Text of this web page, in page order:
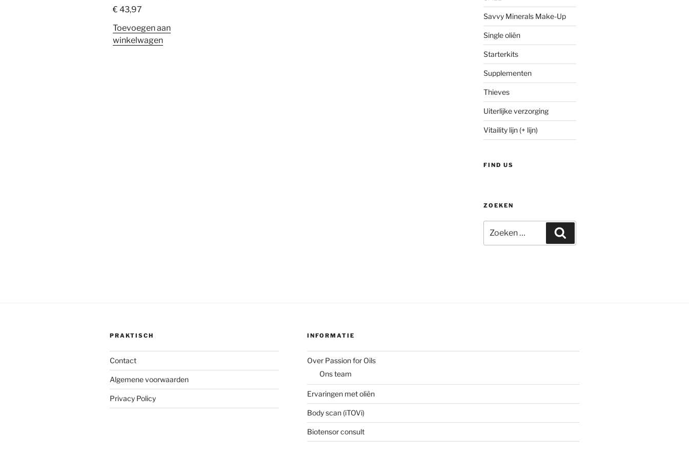
€ 43,97
Toevoegen aan
winkelwagen
Savvy Minerals Make-Up
Single oliën
Starterkits
Supplementen
Thieves
Uiterlijke verzorging
Vitaility lijn (+ lijn)
FIND US
ZOEKEN
naar:
PRAKTISCH
Contact
Algemene voorwaarden
Privacy Policy
INFORMATIE
Over Passion for Oils
Ons team
Ervaringen met oliën
Body scan (iTOVi)
Biotensor consult